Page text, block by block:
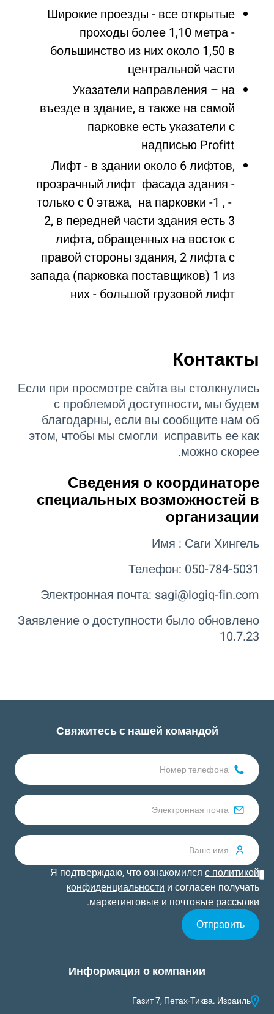
Широкие проезды - все открытые
проходы более 1,10 метра -
большинство из них около 1,50 в
центральной части
Указатели направления – на
въезде в здание, а также на самой
парковке есть указатели с
надписью Profitt
Лифт - в здании около 6 лифтов,
прозрачный лифт фасада здания -
только с 0 этажа, на парковки -1 , -
2, в передней части здания есть 3
лифта, обращенных на восток с
правой стороны здания, 2 лифта с
запада (парковка поставщиков) 1 из
них - большой грузовой лифт
Контакты
Если при просмотре сайта вы столкнулись
с проблемой доступности, мы будем
благодарны, если вы сообщите нам об
этом, чтобы мы смогли исправить ее как
можно скорее.
Сведения о координаторе
специальных возможностей в
организации
Имя : Саги Хингель
Телефон: 050-784-5031
Электронная почта: sagi@logiq-fin.com
Заявление о доступности было обновлено
10.7.23
Свяжитесь с нашей командой
Я подтверждаю, что ознакомилсяс политикой
конфиденциальностии согласен получать
маркетинговые и почтовые рассылки.
Информация о компании
Газит 7, Петах-Тиква. Израиль